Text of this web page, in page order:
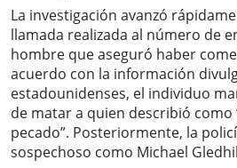
La investigación avanzó
llamada realizada al número de
hombre que aseguró haber
acuerdo con la información
estadounidenses, el individuo
de matar a quien describió como
pecado”. Posteriormente, la
sospechoso como Michael